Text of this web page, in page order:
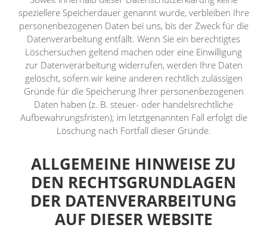
speziellere Speicherdauer genannt wurde, verbleiben Ihre
personenbezogenen Daten bei uns, bis der Zweck für die
Datenverarbeitung entfällt. Wenn Sie ein berechtigtes
Löschersuchen geltend machen oder eine Einwilligung
zur Datenverarbeitung widerrufen, werden Ihre Daten
gelöscht, sofern wir keine anderen rechtlich zulässigen
Gründe für die Speicherung Ihrer personenbezogenen
Daten haben (z. B. steuer- oder handelsrechtliche
Aufbewahrungsfristen); im letztgenannten Fall erfolgt die
Löschung nach Fortfall dieser Gründe.
ALLGEMEINE HINWEISE ZU
DEN RECHTSGRUNDLAGEN
DER DATENVERARBEITUNG
AUF DIESER WEBSITE